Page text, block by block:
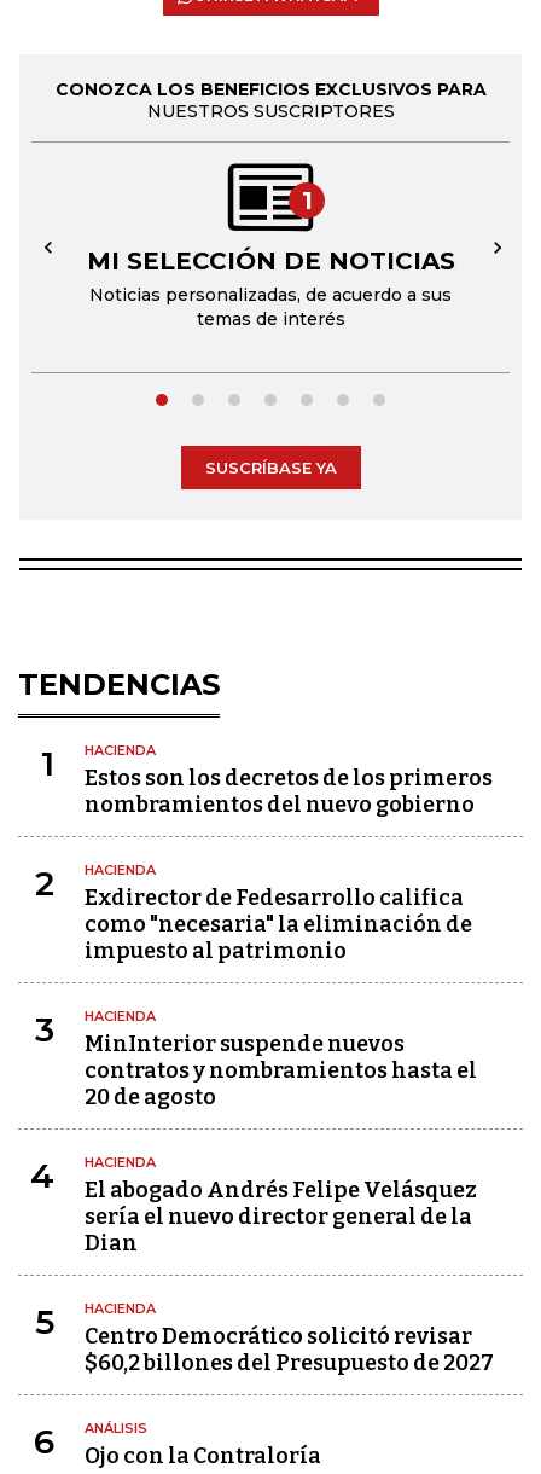
CONOZCA LOS BENEFICIOS EXCLUSIVOS PARA
NUESTROS SUSCRIPTORES
1
MI SELECCIÓN DE NOTICIAS
Noticias personalizadas, de acuerdo a sus
temas de interés
← →
SUSCRÍBASE YA
TENDENCIAS
1 HACIENDA
Estos son los decretos de los primeros
nombramientos del nuevo gobierno
2 HACIENDA
Exdirector de Fedesarrollo califica
como "necesaria" la eliminación de
impuesto al patrimonio
3 HACIENDA
MinInterior suspende nuevos
contratos y nombramientos hasta el
20 de agosto
4 HACIENDA
El abogado Andrés Felipe Velásquez
sería el nuevo director general de la
Dian
5 HACIENDA
Centro Democrático solicitó revisar
$60,2 billones del Presupuesto de 2027
6 ANÁLISIS
Ojo con la Contraloría